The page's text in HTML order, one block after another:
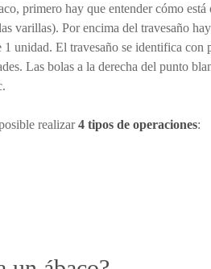
primero hay que entender cómo
varillas). Por encima del travesaño
unidad. El travesaño se identifica
Las bolas a la derecha del punto
realizar4 tipos de operaciones: